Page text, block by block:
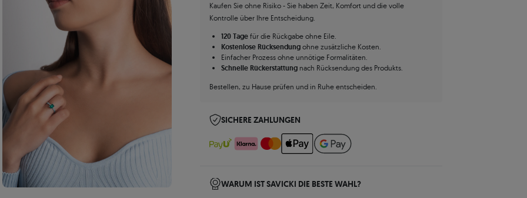
Kaufen Sie ohne Risiko - Sie haben Zeit, Komfort und die volle
Kontrolle über Ihre Entscheidung.
120 Tage für die Rückgabe ohne Eile.
Kostenlose Rücksendung ohne zusätzliche Kosten.
Einfacher Prozess ohne unnötige Formalitäten.
Schnelle Rückerstattung nach Rücksendung des Produkts.
Bestellen, zu Hause prüfen und in Ruhe entscheiden.
SICHERE ZAHLUNGEN
WARUM IST SAVICKI DIE BESTE WAHL?